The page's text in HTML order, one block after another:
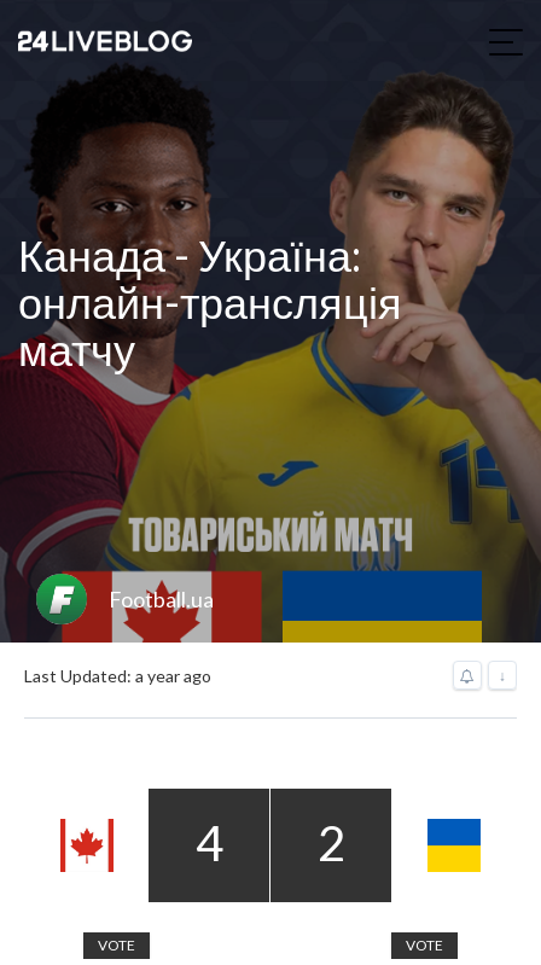
Канада - Україна:
онлайн-трансляція
матчу
Football.ua
Last Updated: a year ago ↓
4 2
VOTE VOTE